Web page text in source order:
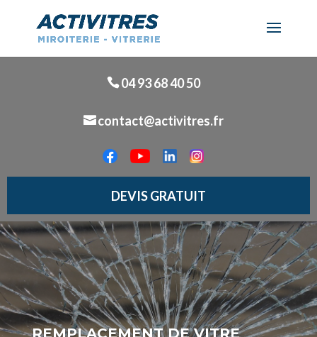
04 93 68 40 50
contact@activitres.fr
DEVIS GRATUIT
REMPLACEMENT DE VITRE